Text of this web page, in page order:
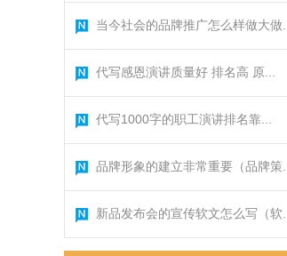
当今社会的品牌推广怎么样做大做...
代写感恩演讲质量好 排名高 原...
代写1000字的职工演讲排名靠...
品牌形象的建立非常重要（品牌策...
新品发布会的宣传软文怎么写（软...